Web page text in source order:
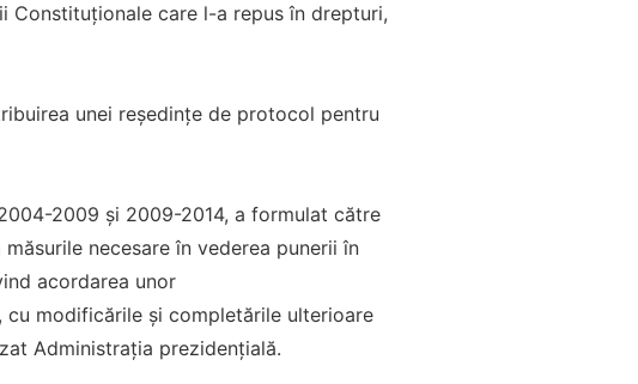
care l-a repus în drepturi,
unei reședințe de protocol pentru
2009 și 2009-2014, a formulat către
necesare în vederea punerii în
acordarea unor
modificările și completările ulterioare
Administrația prezidențială.